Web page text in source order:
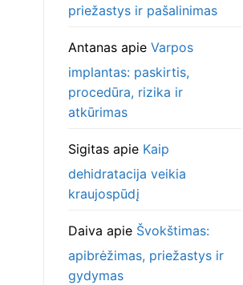
priežastys ir pašalinimas
Antanasapie Varpos
implantas: paskirtis,
procedūra, rizika ir
atkūrimas
Sigitasapie Kaip
dehidratacija veikia
kraujospūdį
Daiva apie Švokštimas:
apibrėžimas, priežastys ir
gydymas